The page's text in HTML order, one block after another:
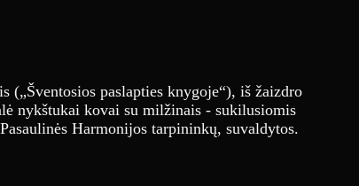
paslapties knygoje“), iš žaizdro
nykštukai kovai su milžinais - sukilusiomis
Harmonijos tarpininkų, suvaldytos.